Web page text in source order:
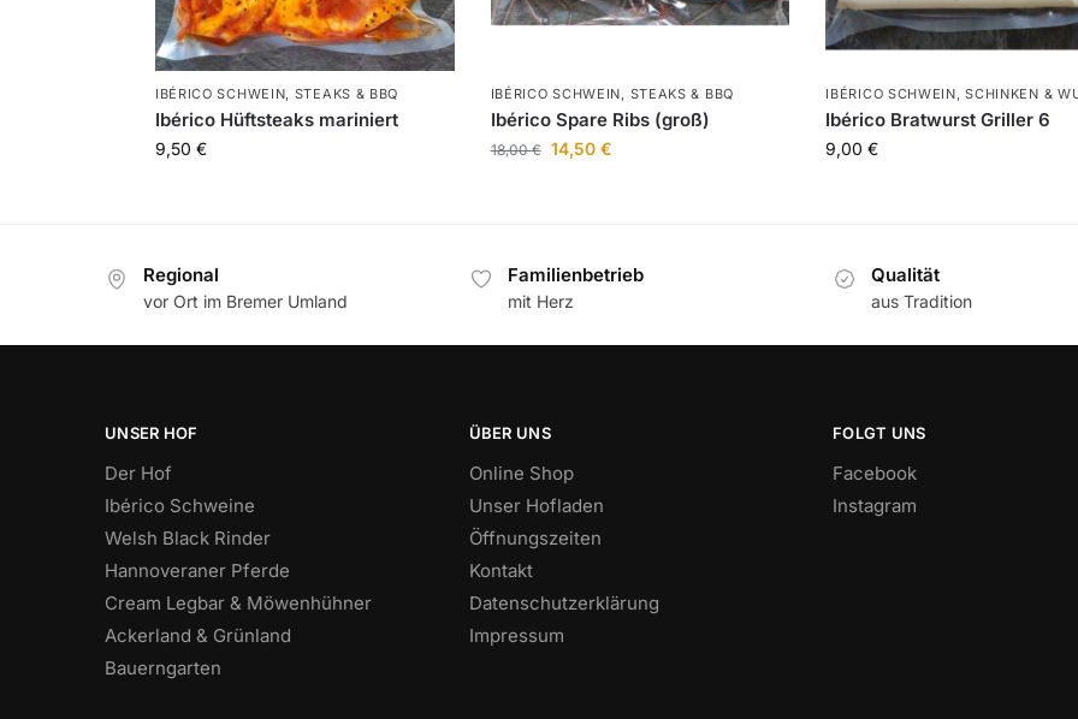
IBÉRICO SCHWEIN STEAKS & BBQ
Ibérico Hüftsteaks mariniert
9,50 €
IBÉRICO SCHWEIN STEAKS & BBQ
Ibérico Spare Ribs (groß)
18,00€ 14,50 €
IBÉRICO SCHWEIN ,SCHINKEN &
Ibérico Bratwurst Griller 6
9,00€
Regional
vor Ort im Bremer Umland
Familienbetrieb
mit Herz
Qualität
aus Tradition
UNSER HOF
Der Hof
Ibérico Schweine
Welsh Black Rinder
Hannoveraner Pferde
Cream Legbar & Möwenhühner
Ackerland & Grünland
Bauerngarten
ÜBER UNS
Online Shop
Unser Hofladen
Öffnungszeiten
Kontakt
Datenschutzerklärung
Impressum
FOLGT UNS
Facebook
Instagram